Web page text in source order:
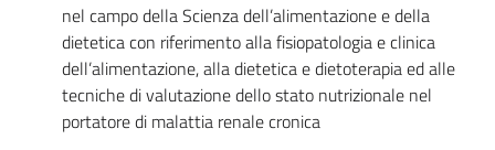
nel campo della Scienza dell’alimentazione e della
dietetica con riferimento alla fisiopatologia e clinica
dell’alimentazione, alla dietetica e dietoterapia ed alle
tecniche di valutazione dello stato nutrizionale nel
portatore di malattia renale cronica